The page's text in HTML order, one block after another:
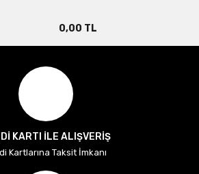
0,00 TL
KARTI İLE ALIŞVERİŞ
Kartlarına Taksit İmkanı